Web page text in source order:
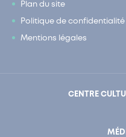
Plan du site
Politique de confidentialité
Mentions légales
CENTRE